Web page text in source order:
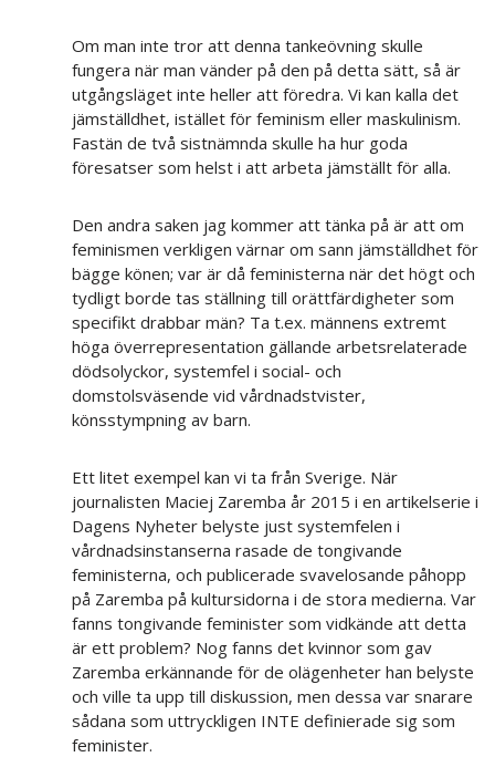
Om man inte tror att denna tankeövning skulle
fungera när man vänder på den på detta sätt, så är
utgångsläget inte heller att föredra. Vi kan kalla det
jämställdhet, istället för feminism eller maskulinism.
Fastän de två sistnämnda skulle ha hur goda
föresatser som helst i att arbeta jämställt för alla.
Den andra saken jag kommer att tänka på är att om
feminismen verkligen värnar om sann jämställdhet för
bägge könen; var är då feministerna när det högt och
tydligt borde tas ställning till orättfärdigheter som
specifikt drabbar män? Ta t.ex. männens extremt
höga överrepresentation gällande arbetsrelaterade
dödsolyckor, systemfel i social- och
domstolsväsende vid vårdnadstvister,
könsstympning av barn.
Ett litet exempel kan vi ta från Sverige. När
journalisten Maciej Zaremba år 2015 i en artikelserie i
Dagens Nyheter belyste just systemfelen i
vårdnadsinstanserna rasade de tongivande
feministerna, och publicerade svavelosande påhopp
på Zaremba på kultursidorna i de stora medierna. Var
fanns tongivande feminister som vidkände att detta
är ett problem? Nog fanns det kvinnor som gav
Zaremba erkännande för de olägenheter han belyste
och ville ta upp till diskussion, men dessa var snarare
sådana som uttryckligen INTE definierade sig som
feminister.